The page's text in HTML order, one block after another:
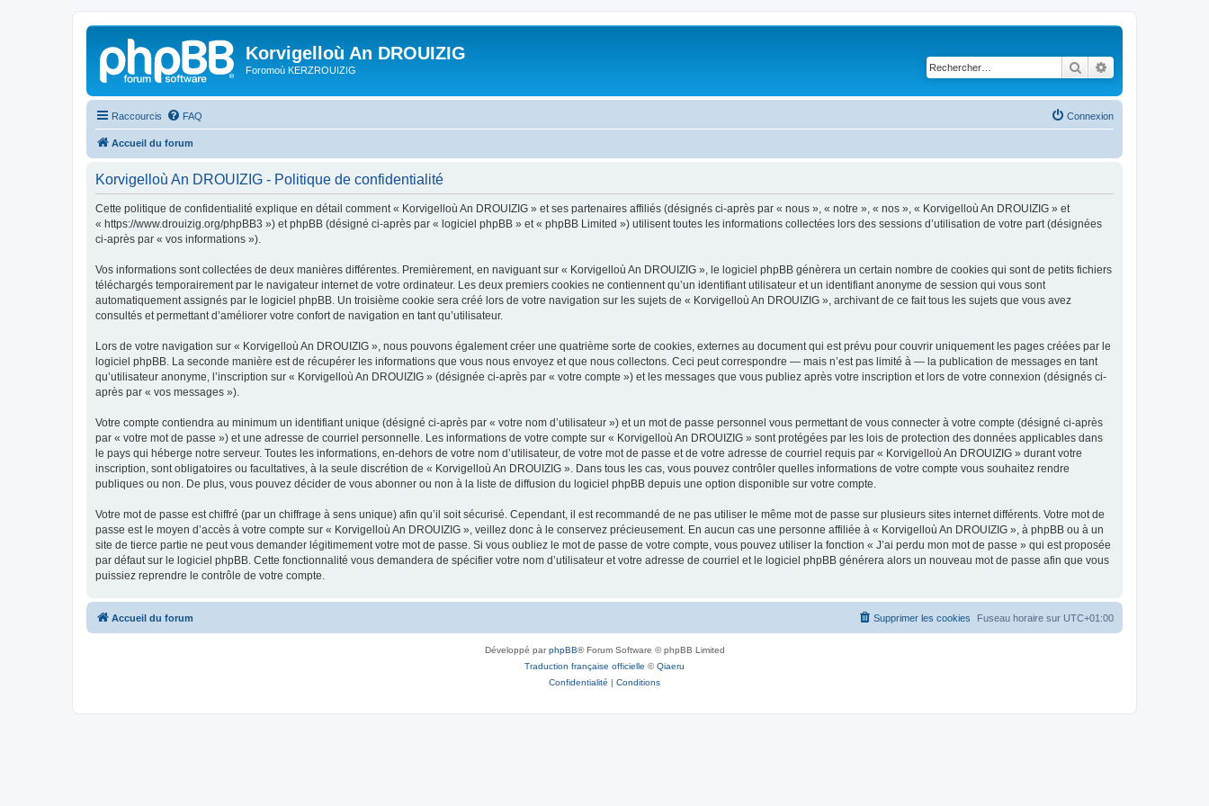
Korvigelloù An DROUIZIG
Foromoù KERZROUIZIG Rechercher
Raccourcis FAQ Connexion
Accueil du forum
Korvigelloù An DROUIZIG - Politique de confidentialité
Cette politique de confidentialité explique en détail comment « Korvigelloù An DROUIZIG » et ses partenaires affiliés (désignés ci-après par « nous », « notre », « nos », « Korvigelloù An DROUIZIG » et
« https://www.drouizig.org/phpBB3 ») et phpBB (désigné ci-après par « logiciel phpBB » et « phpBB Limited ») utilisent toutes les informations collectées lors des sessions d’utilisation de votre part (désignées
ci-après par « vos informations »).
Vos informations sont collectées de deux manières différentes. Premièrement, en naviguant sur « Korvigelloù An DROUIZIG », le logiciel phpBB génèrera un certain nombre de cookies qui sont de petits fichiers
téléchargés temporairement par le navigateur internet de votre ordinateur. Les deux premiers cookies ne contiennent qu’un identifiant utilisateur et un identifiant anonyme de session qui vous sont
automatiquement assignés par le logiciel phpBB. Un troisième cookie sera créé lors de votre navigation sur les sujets de « Korvigelloù An DROUIZIG », archivant de ce fait tous les sujets que vous avez
consultés et permettant d’améliorer votre confort de navigation en tant qu’utilisateur.
Lors de votre navigation sur « Korvigelloù An DROUIZIG », nous pouvons également créer une quatrième sorte de cookies, externes au document qui est prévu pour couvrir uniquement les pages créées par le
logiciel phpBB. La seconde manière est de récupérer les informations que vous nous envoyez et que nous collectons. Ceci peut correspondre — mais n’est pas limité à — la publication de messages en tant
qu’utilisateur anonyme, l’inscription sur « Korvigelloù An DROUIZIG » (désignée ci-après par « votre compte ») et les messages que vous publiez après votre inscription et lors de votre connexion (désignés ci-
après par « vos messages »).
Votre compte contiendra au minimum un identifiant unique (désigné ci-après par « votre nom d’utilisateur ») et un mot de passe personnel vous permettant de vous connecter à votre compte (désigné ci-après
par « votre mot de passe ») et une adresse de courriel personnelle. Les informations de votre compte sur « Korvigelloù An DROUIZIG » sont protégées par les lois de protection des données applicables dans
le pays qui héberge notre serveur. Toutes les informations, en-dehors de votre nom d’utilisateur, de votre mot de passe et de votre adresse de courriel requis par « Korvigelloù An DROUIZIG » durant votre
inscription, sont obligatoires ou facultatives, à la seule discrétion de « Korvigelloù An DROUIZIG ». Dans tous les cas, vous pouvez contrôler quelles informations de votre compte vous souhaitez rendre
publiques ou non. De plus, vous pouvez décider de vous abonner ou non à la liste de diffusion du logiciel phpBB depuis une option disponible sur votre compte.
Votre mot de passe est chiffré (par un chiffrage à sens unique) afin qu’il soit sécurisé. Cependant, il est recommandé de ne pas utiliser le même mot de passe sur plusieurs sites internet différents. Votre mot de
passe est le moyen d’accès à votre compte sur « Korvigelloù An DROUIZIG », veillez donc à le conservez précieusement. En aucun cas une personne affiliée à « Korvigelloù An DROUIZIG », à phpBB ou à un
site de tierce partie ne peut vous demander légitimement votre mot de passe. Si vous oubliez le mot de passe de votre compte, vous pouvez utiliser la fonction « J’ai perdu mon mot de passe » qui est proposée
par défaut sur le logiciel phpBB. Cette fonctionnalité vous demandera de spécifier votre nom d’utilisateur et votre adresse de courriel et le logiciel phpBB générera alors un nouveau mot de passe afin que vous
puissiez reprendre le contrôle de votre compte.
Accueil du forum Fuseau horaire sur UTC+01:00
Supprimer les cookies
Développé parphpBB® Forum Software © phpBB Limited
Traduction française officielle ©Qiaeru
Confidentialité | Conditions